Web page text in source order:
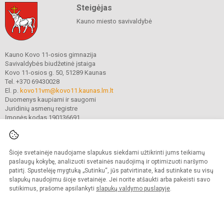
Šioje svetainėje naudojame slapukus siekdami užtikrinti jums teikiamų
paslaugų kokybę, analizuoti svetainės naudojimą ir optimizuoti naršymo
patirtį. Spustelėję mygtuką „Sutinku“, jūs patvirtinate, kad sutinkate su visų
slapukų naudojimu šioje svetainėje. Jei norite atšaukti arba pakeisti savo
sutikimus, prašome apsilankyti slapukų valdymo puslapyje.
Steigėjas
Kauno miesto savivaldybė
Kauno Kovo 11-osios gimnazija
Savivaldybės biudžetinė įstaiga
Kovo 11-osios g. 50, 51289 Kaunas
Tel. +370 69430028
El. p. kovo11vm@kovo11.kaunas.lm.lt
Duomenys kaupiami ir saugomi
Juridinių asmenų registre
Įmonės kodas 190136691
© 2021. Kauno Kovo 11-osios gimnazija. Visos teisės saugomos.
Kopijuoti turinį be raštiško gimnazijos sutikimo griežtai draudžiama.
Prieinamumo paraiška Slapukų valdymas
Sumanus būdas atnaujinti